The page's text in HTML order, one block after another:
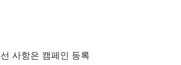
사항은 캠페인 등록